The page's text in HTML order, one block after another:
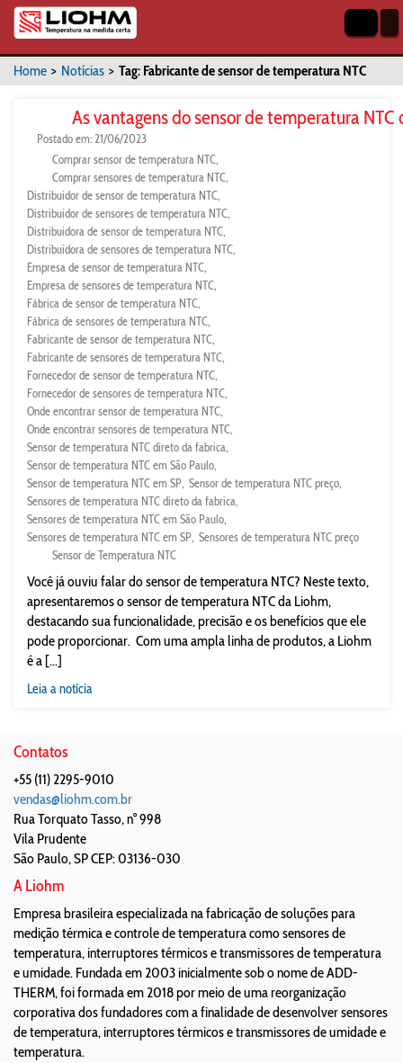
Home > Notícias > Tag: Fabricante de sensor de temperatura NTC
As vantagens do sensor de temperatura NTC
Postado em: 21/06/2023
Comprar sensor de temperatura NTC
Comprar sensores de temperatura NTC
Distribuidor de sensor de temperatura NTC
Distribuidor de sensores de temperatura NTC
Distribuidora de sensor de temperatura NTC
Distribuidora de sensores de temperatura NTC
Empresa de sensor de temperatura NTC
Empresa de sensores de temperatura NTC
Fábrica de sensor de temperatura NTC
Fábrica de sensores de temperatura NTC
Fabricante de sensor de temperatura NTC
Fabricante de sensores de temperatura NTC
Fornecedor de sensor de temperatura NTC
Fornecedor de sensores de temperatura NTC
Onde encontrar sensor de temperatura NTC
Onde encontrar sensores de temperatura NTC
Sensor de temperatura NTC direto da fabrica
Sensor de temperatura NTC em São Paulo
Sensor de temperatura NTC em SP Sensor de temperatura NTC preço
Sensores de temperatura NTC direto da fabrica
Sensores de temperatura NTC em São Paulo
Sensores de temperatura NTC em SP Sensores de temperatura NTC preço
Sensor de Temperatura NTC
Você já ouviu falar do sensor de temperatura NTC? Neste texto,
apresentaremos o sensor de temperatura NTC da Liohm,
destacando sua funcionalidade, precisão e os benefícios que ele
pode proporcionar. Com uma ampla linha de produtos, a Liohm
é a [...]
Leia a notícia
Contatos
+55 (11) 2295-9010
vendas@liohm.com.br
Rua Torquato Tasso, n° 998
Vila Prudente
São Paulo,SPCEP: 03136-030
A Liohm
Empresa brasileira especializada na fabricação de soluções para
medição térmica e controle de temperatura como sensores de
temperatura, interruptores térmicos e transmissores de temperatura
e umidade. Fundada em 2003 inicialmente sob o nome de ADD-
THERM, foi formada em 2018 por meio de uma reorganização
corporativa dos fundadores com a finalidade de desenvolver sensores
de temperatura, interruptores térmicos e transmissores de umidade e
temperatura.